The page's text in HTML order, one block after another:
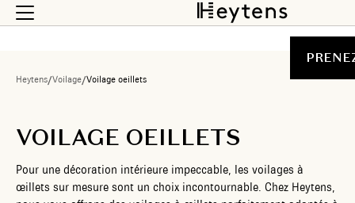
Heytens/Voilage/Voilage oeillets
VOILAGE OEILLETS
Pour une décoration intérieure impeccable, les voilages à
œillets sur mesure sont un choix incontournable. Chez Heytens,